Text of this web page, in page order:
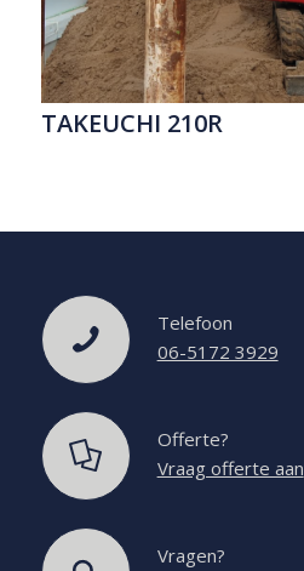
TAKEUCHI 210R
Telefoon
06-5172 3929
Offerte?
Vraag offerte aan
Vragen?